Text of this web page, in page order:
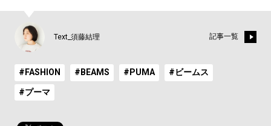
Text_須藤結理 記事一覧
#FASHION #BEAMS #PUMA #ビームス
#プーマ